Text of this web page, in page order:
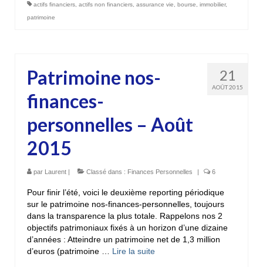
actifs financiers actifs non financiers assurance vie bourse immobilier,
patrimoine
21
AOÛT 2015
Patrimoine nos-
finances-
personnelles – Août
2015
par Laurent | Classé dans : Finances Personnelles | 6
Pour finir l’été, voici le deuxième reporting périodique
sur le patrimoine nos-finances-personnelles, toujours
dans la transparence la plus totale. Rappelons nos 2
objectifs patrimoniaux fixés à un horizon d’une dizaine
d’années : Atteindre un patrimoine net de 1,3 million
d’euros (patrimoine … Lire la suite­­